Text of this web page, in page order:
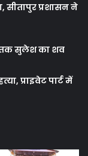
सीतापुर प्रशासन ने
सुलेश का शव
प्राइवेट पार्ट में